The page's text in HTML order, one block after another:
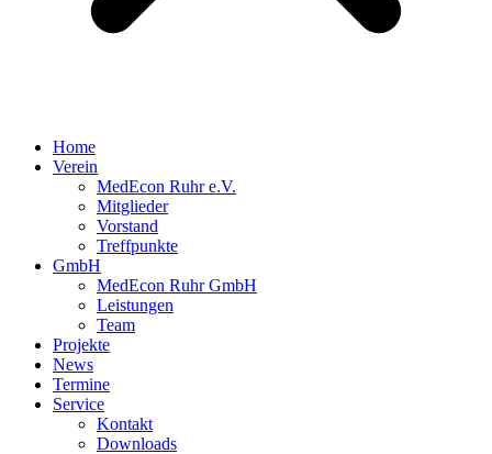
Home
Verein
MedEcon Ruhr e.V.
Mitglieder
Vorstand
Treffpunkte
GmbH
MedEcon Ruhr GmbH
Leistungen
Team
Projekte
News
Termine
Service
Kontakt
Downloads